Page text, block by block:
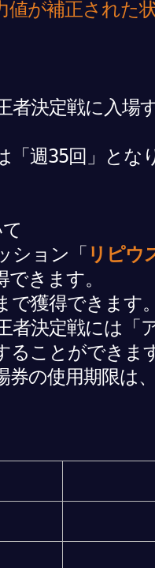
が補正された
者決定戦に入
「週35回」とな
ション「 リピウ
きます。
で獲得できます
者決定戦には「
ることができま
券の使用期限は